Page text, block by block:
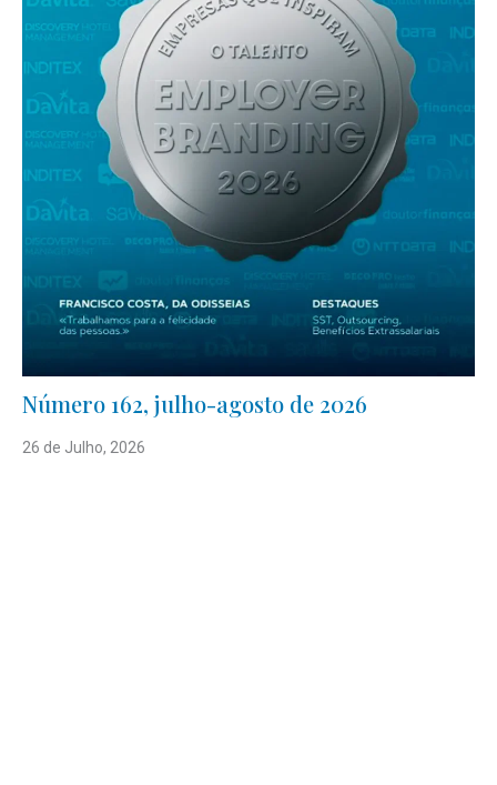
Número 162, julho-agosto de 2026
26 de Julho, 2026